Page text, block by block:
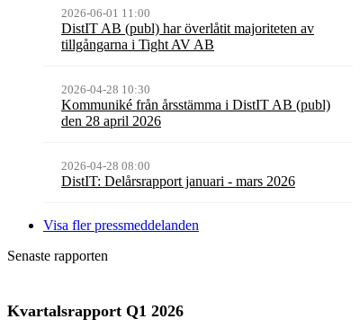
2026-06-01 11:00
DistIT AB (publ) har överlåtit majoriteten av
tillgångarna i Tight AV AB
2026-04-28 10:30
Kommuniké från årsstämma i DistIT AB (publ)
den 28 april 2026
2026-04-28 08:00
DistIT: Delårsrapport januari - mars 2026
Visa fler pressmeddelanden
Senaste rapporten
Kvartalsrapport Q1 2026